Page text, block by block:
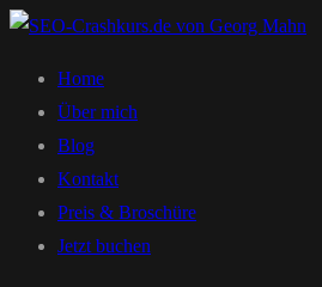
Home
Über mich
Blog
Kontakt
Preis & Broschüre
Jetzt buchen